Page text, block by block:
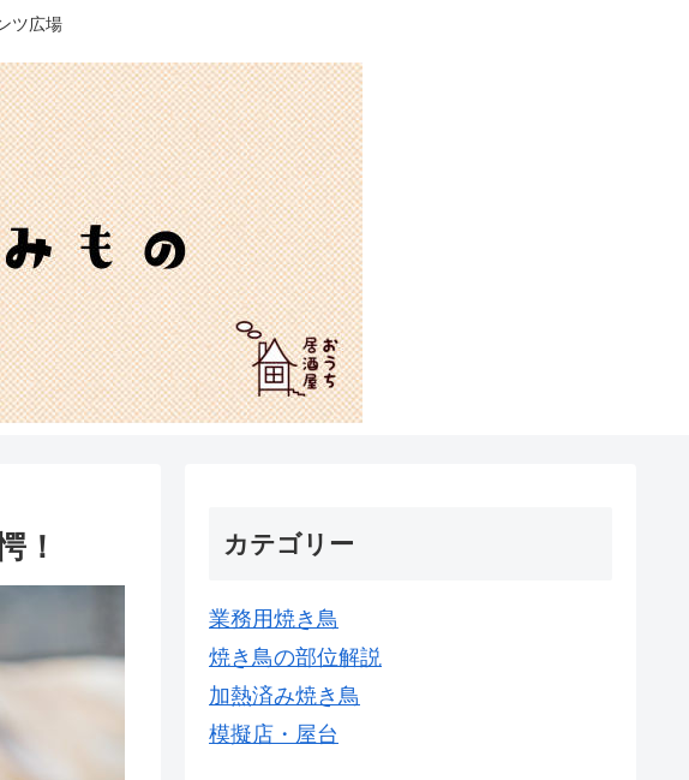
ツ広場
！ カテゴリー
業務用焼き鳥
焼き鳥の部位解説
加熱済み焼き鳥
模擬店・屋台